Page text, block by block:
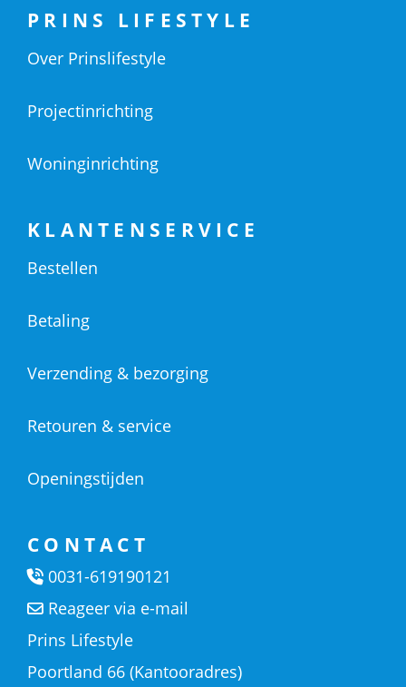
PRINS LIFESTYLE
Over Prinslifestyle
Projectinrichting
Woninginrichting
KLANTENSERVICE
Bestellen
Betaling
Verzending & bezorging
Retouren & service
Openingstijden
CONTACT
0031-619190121
Reageer via e-mail
Prins Lifestyle
Poortland 66 (Kantooradres)